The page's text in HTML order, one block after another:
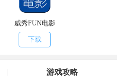
威秀FUN电影
下载
游戏攻略